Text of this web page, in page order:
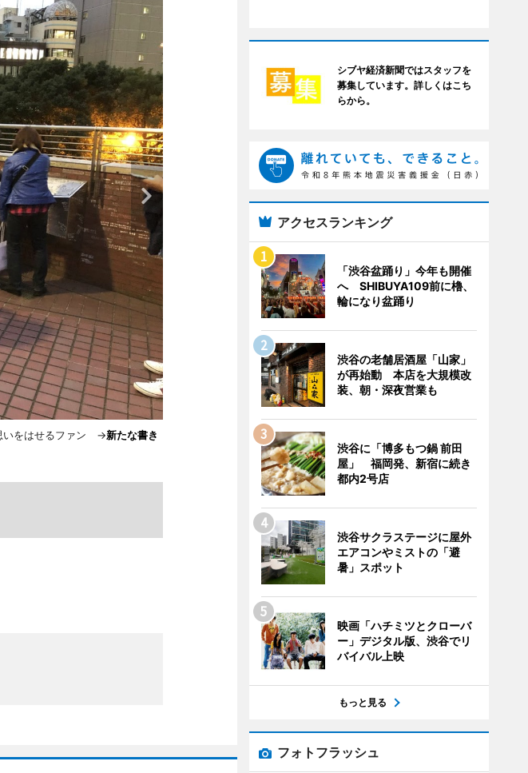
いをはせるファン →新たな書き
シブヤ経済新聞ではスタッフを
募集しています。詳しくはこち
らから。
アクセスランキング
「渋谷盆踊り」今年も開催
へ SHIBUYA109前に櫓、
輪になり盆踊り
渋谷の老舗居酒屋「山家」
が再始動 本店を大規模改
装、朝・深夜営業も
渋谷に「博多もつ鍋 前田
屋」 福岡発、新宿に続き
都内2号店
渋谷サクラステージに屋外
エアコンやミストの「避
暑」スポット
映画「ハチミツとクローバ
ー」デジタル版、渋谷でリ
バイバル上映
もっと見る
フォトフラッシュ